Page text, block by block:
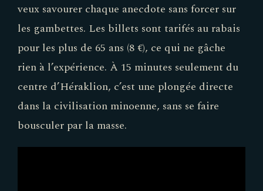
veux savourer chaque anecdote sans forcer sur
les gambettes. Les billets sont tarifés au rabais
pour les plus de 65 ans (8 €), ce qui ne gâche
rien à l’expérience. À 15 minutes seulement du
centre d’Héraklion, c’est une plongée directe
dans la civilisation minoenne, sans se faire
bousculer par la masse.